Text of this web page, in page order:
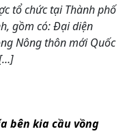
tổ chức tại Thành phố
gồm có: Đại diện
Nông thôn mới Quốc
bên kia cầu vồng